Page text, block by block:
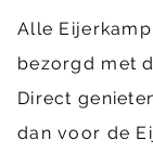
Alle
bezorgd met
Direct
dan voor de